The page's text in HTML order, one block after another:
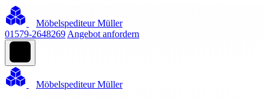
Möbelspediteur Müller
01579-2648269 Angebot anfordern
Möbelspediteur Müller